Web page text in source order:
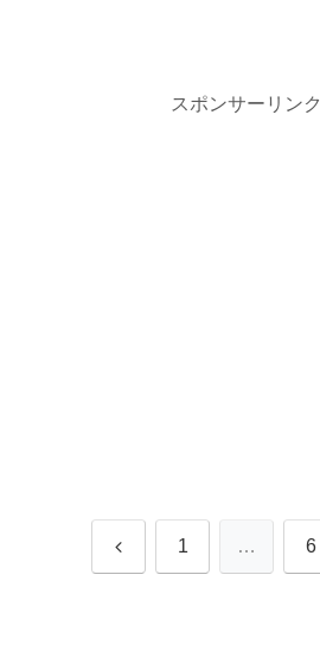
スポンサーリンク
前 1 … 6